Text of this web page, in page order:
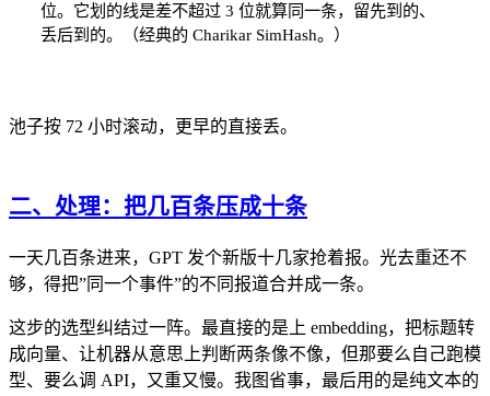
位。它划的线是差不超过 3 位就算同一条，留先到的、
丢后到的。（经典的 Charikar SimHash。）
池子按 72 小时滚动，更早的直接丢。
二、处理：把几百条压成十条
一天几百条进来，GPT 发个新版十几家抢着报。光去重还不
够，得把”同一个事件”的不同报道合并成一条。
这步的选型纠结过一阵。最直接的是上 embedding，把标题转
成向量、让机器从意思上判断两条像不像，但那要么自己跑模
型、要么调 API，又重又慢。我图省事，最后用的是纯文本的